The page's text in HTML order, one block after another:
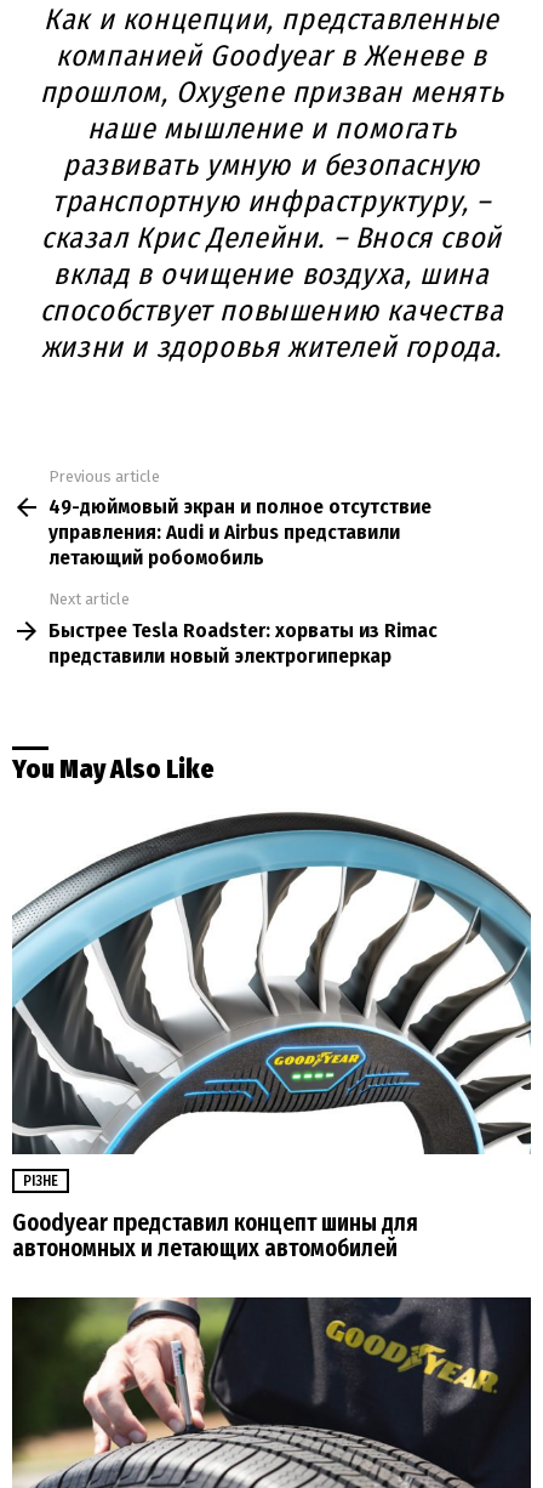
Как и концепции, представленные
компанией Goodyear в Женеве в
прошлом, Oxygene призван менять
наше мышление и помогать
развивать умную и безопасную
транспортную инфраструктуру, –
сказал Крис Делейни. – Внося свой
вклад в очищение воздуха, шина
способствует повышению качества
жизни и здоровья жителей города.
more
Previous article
49-дюймовый экран и полное отсутствие
управления: Audi и Airbus представили
летающий робомобиль
Next article
Быстрее Tesla Roadster: хорваты из Rimac
представили новый электрогиперкар
You May Also Like
РІЗНЕ
Goodyear представил концепт шины для
автономных и летающих автомобилей